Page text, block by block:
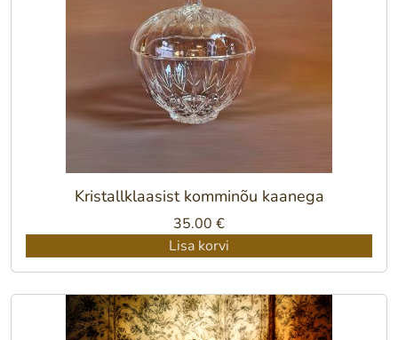
Kristallklaasist komminõu kaanega
35.00 €
Lisa korvi